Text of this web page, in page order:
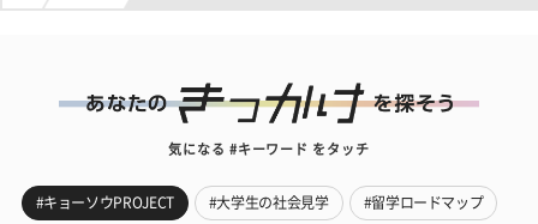
気になる #キーワード をタッチ
#キョーソウPROJECT #大学生の社会見学 #留学ロードマップ